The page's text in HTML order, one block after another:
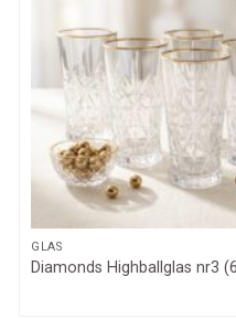
GLAS
Diamonds Highballglas nr3